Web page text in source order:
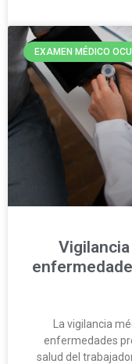
EXAMEN MÉDICO
La vigilancia
enfermedades
salud del